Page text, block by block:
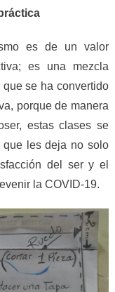
es de un valor
es una mezcla
se ha convertido
porque de manera
estas clases se
que les deja noso lo
del ser y el
la COVID-19.